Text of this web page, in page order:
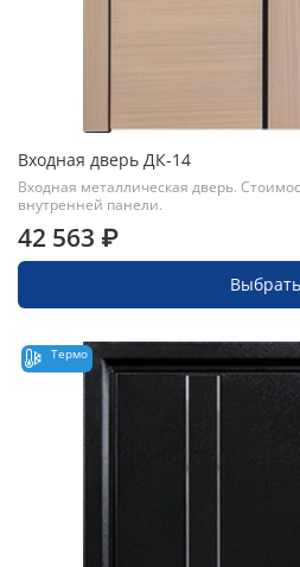
Входная дверь ДК-14
Входная металлическая дверь.
внутренней панели.
42 563 ₽
Выбрать
Термо